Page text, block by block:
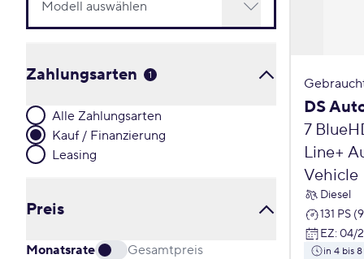
Zahlungsarten 1
Alle Zahlungsarten
Kauf / Finanzierung
Leasing
Preis
Monatsrate Gesamtpreis
DS
7
Line+
Vehicle
Diesel
131 PS
EZ: 04/
in 4 bis